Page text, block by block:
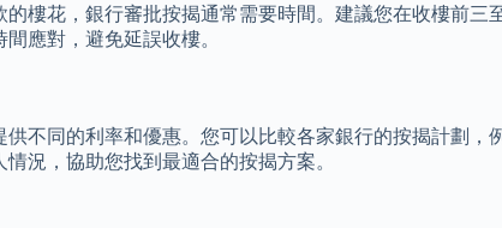
樓花，銀行審批按揭通常需要時間。建議您在收樓前
應對，避免延誤收樓。
不同的利率和優惠。您可以比較各家銀行的按揭計劃
況，協助您找到最適合的按揭方案。